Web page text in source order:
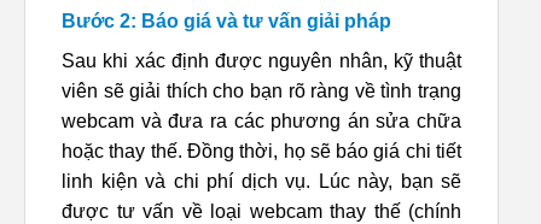
Bước 2: Báo giá và tư vấn giải pháp
Sau khi xác định được nguyên nhân, kỹ thuật
viên sẽ giải thích cho bạn rõ ràng về tình trạng
webcam và đưa ra các phương án sửa chữa
hoặc thay thế. Đồng thời, họ sẽ báo giá chi tiết
linh kiện và chi phí dịch vụ. Lúc này, bạn sẽ
được tư vấn về loại webcam thay thế (chính